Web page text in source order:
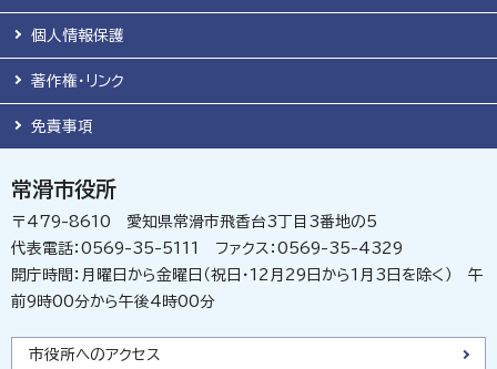
個人情報保護
著作権・リンク
免責事項
常滑市役所
〒479-8610 愛知県常滑市飛香台3丁目3番地の5
代表電話：0569-35-5111 ファクス：0569-35-4329
開庁時間：月曜日から金曜日（祝日・12月29日から1月3日を除く） 午
前9時00分から午後4時00分
市役所へのアクセス